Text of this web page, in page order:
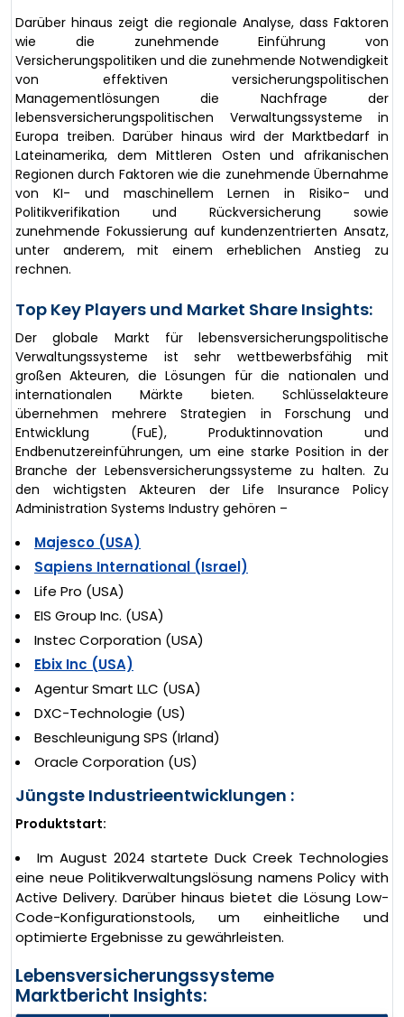
Darüber hinaus zeigt die regionale Analyse, dass Faktoren
wie die zunehmende Einführung von
Versicherungspolitiken und die zunehmende Notwendigkeit
von effektiven versicherungspolitischen
Managementlösungen die Nachfrage der
lebensversicherungspolitischen Verwaltungssysteme in
Europa treiben. Darüber hinaus wird der Marktbedarf in
Lateinamerika, dem Mittleren Osten und afrikanischen
Regionen durch Faktoren wie die zunehmende Übernahme
von KI- und maschinellem Lernen in Risiko- und
Politikverifikation und Rückversicherung sowie
zunehmende Fokussierung auf kundenzentrierten Ansatz,
unter anderem, mit einem erheblichen Anstieg zu
rechnen.
Top Key Players und Market Share Insights:
Der globale Markt für lebensversicherungspolitische
Verwaltungssysteme ist sehr wettbewerbsfähig mit
großen Akteuren, die Lösungen für die nationalen und
internationalen Märkte bieten. Schlüsselakteure
übernehmen mehrere Strategien in Forschung und
Entwicklung (FuE), Produktinnovation und
Endbenutzereinführungen, um eine starke Position in der
Branche der Lebensversicherungssysteme zu halten. Zu
den wichtigsten Akteuren der Life Insurance Policy
Administration Systems Industry gehören –
Majesco (USA)
Sapiens International (Israel)
Life Pro (USA)
EIS Group Inc. (USA)
Instec Corporation (USA)
Ebix Inc (USA)
Agentur Smart LLC (USA)
DXC-Technologie (US)
Beschleunigung SPS (Irland)
Oracle Corporation (US)
Jüngste Industrieentwicklungen :
Produktstart:
Im August 2024 startete Duck Creek Technologies
eine neue Politikverwaltungslösung namens Policy with
Active Delivery. Darüber hinaus bietet die Lösung Low-
Code-Konfigurationstools, um einheitliche und
optimierte Ergebnisse zu gewährleisten.
Lebensversicherungssysteme
Marktbericht Insights: